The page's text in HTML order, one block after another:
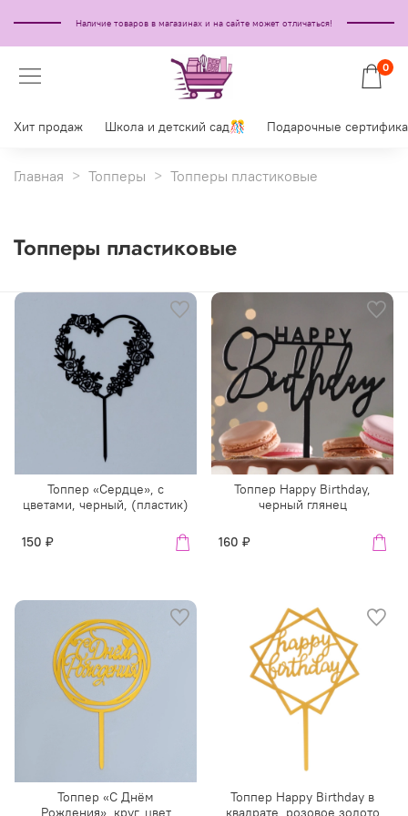
Наличие товаров в магазинах и на сайте может отличаться!
0
Хит продаж Школа и детский сад🎊 Подарочные
Главная Топперы Топперы пластиковые
Топперы пластиковые
Топпер «Сердце», с
цветами, черный, (пластик)
150 ₽
Топпер Happy Birthday,
черный глянец
160 ₽
Топпер «С Днём
Рождения», круг, цвет
Топпер Happy Birthday в
квадрате, розовое золото